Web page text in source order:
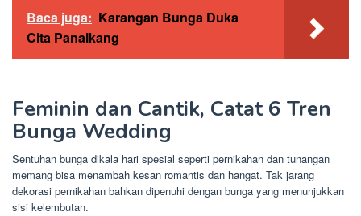
Baca juga: Karangan Bunga Duka
Cita Panaikang
Feminin dan Cantik, Catat 6 Tren
Bunga Wedding
Sentuhan bunga dikala hari spesial seperti pernikahan dan tunangan
memang bisa menambah kesan romantis dan hangat. Tak jarang
dekorasi pernikahan bahkan dipenuhi dengan bunga yang menunjukkan
sisi kelembutan.